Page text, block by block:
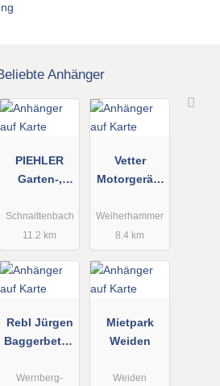
Anhänger
PIEHLER
Garten-,
Landtechnik
Schnaittenbach
11.2 km
Vetter
Motorgeräte
Maschinen
Weiherhammer
8.4 km
Rebl Jürgen
Baggerbetrie
Wernberg-
Mietpark
Weiden
Weiden